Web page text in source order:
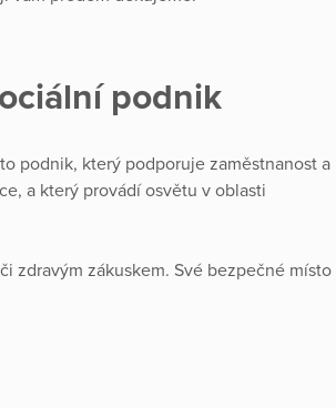
podnik
podnik, který podporuje zaměstnanost a
a který provádí osvětu v oblasti
zdravým zákuskem. Své bezpečné místo